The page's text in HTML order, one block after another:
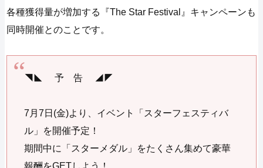
各種獲得量が増加する『The Star Festival』キャンペーンも
同時開催とのことです。
◥◣ 予 告 ◢◤
7月7日(金)より、イベント「スターフェスティバ
ル」を開催予定！
期間中に「スターメダル」をたくさん集めて豪華
報酬をGETしよう！